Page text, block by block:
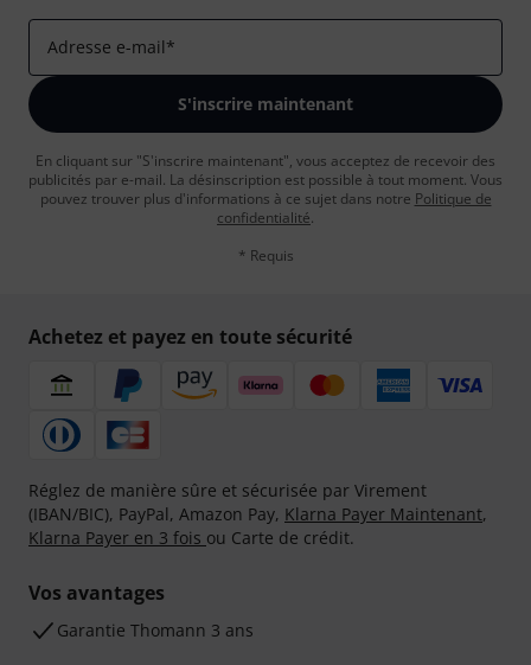
Adresse e-mail*
S'inscrire maintenant
En cliquant sur "S'inscrire maintenant", vous acceptez de recevoir des
publicités par e-mail. La désinscription est possible à tout moment. Vous
pouvez trouver plus d'informations à ce sujet dans notre Politique de
confidentialité.
* Requis
Achetez et payez en toute sécurité
Réglez de manière sûre et sécurisée par Virement
(IBAN/BIC), PayPal, Amazon Pay, Klarna Payer Maintenant,
Klarna Payer en 3 fois ou Carte de crédit.
Vos avantages
Ga­ran­tie Thomann 3 ans